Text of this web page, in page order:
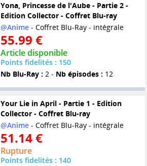
Yona, Princesse de l'Aube - Partie 2 -
Edition Collector - Coffret Blu-ray
@Anime- Coffret Blu-Ray - intégrale
55.99 €
Article disponible
Points fidelités : 150
Nb Blu-Ray : 2 - Nb épisodes : 12
Your Lie in April - Partie 1 - Edition
Collector - Coffret Blu-ray
@Anime- Coffret Blu-Ray - intégrale
51.14 €
Rupture
Points fidelités : 140